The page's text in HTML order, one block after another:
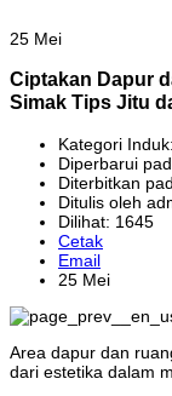
25 Mei
Ciptakan Dapur
Simak Tips Jitu
Kategori Induk:
Diperbarui
Diterbitkan
Ditulis oleh
Dilihat: 1645
Cetak
Email
25 Mei
Area dapur dan
dari estetika dalam